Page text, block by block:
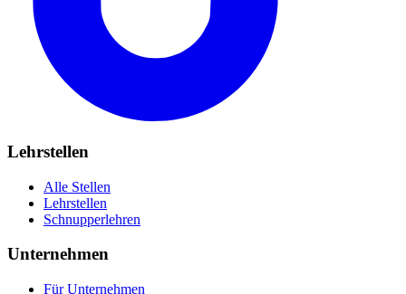
Lehrstellen
Alle Stellen
Lehrstellen
Schnupperlehren
Unternehmen
Für Unternehmen